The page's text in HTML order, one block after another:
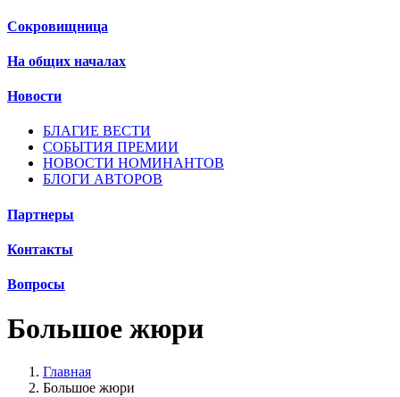
Сокровищница
На общих началах
Новости
БЛАГИЕ ВЕСТИ
СОБЫТИЯ ПРЕМИИ
НОВОСТИ НОМИНАНТОВ
БЛОГИ АВТОРОВ
Партнеры
Контакты
Вопросы
Большое жюри
Главная
Большое жюри